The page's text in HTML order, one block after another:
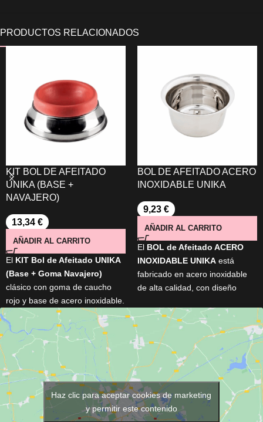
KIT BOL DE AFEITADO
UNIKA (BASE +
NAVAJERO)
13,34 €
AÑADIR AL CARRITO
El KIT Bol de Afeitado UNIKA
(Base + Goma Navajero)
clásico con goma de caucho
rojo y base de acero inoxidable.
Ideal para eliminar restos de la
navaja sin dañar el filo. Diseño
vintage recuperado de
barberías tradicionales. Ligero,
resistente, y con medidas
prácticas: 120 mm de base, 80
mm de goma, 50 mm de alto.
BOL DE AFEITADO ACERO
INOXIDABLE UNIKA
9,23 €
AÑADIR AL CARRITO
El BOL de Afeitado ACERO
INOXIDABLE UNIKA está
fabricado en acero inoxidable
de alta calidad, con diseño
para generar una espuma rica
y cremosa. Elegante, resistente
y práctico, es perfecto para
mejorar tu experiencia de
afeitado diario.
Haz clic para aceptar cookies de marketing
y permitir este contenido